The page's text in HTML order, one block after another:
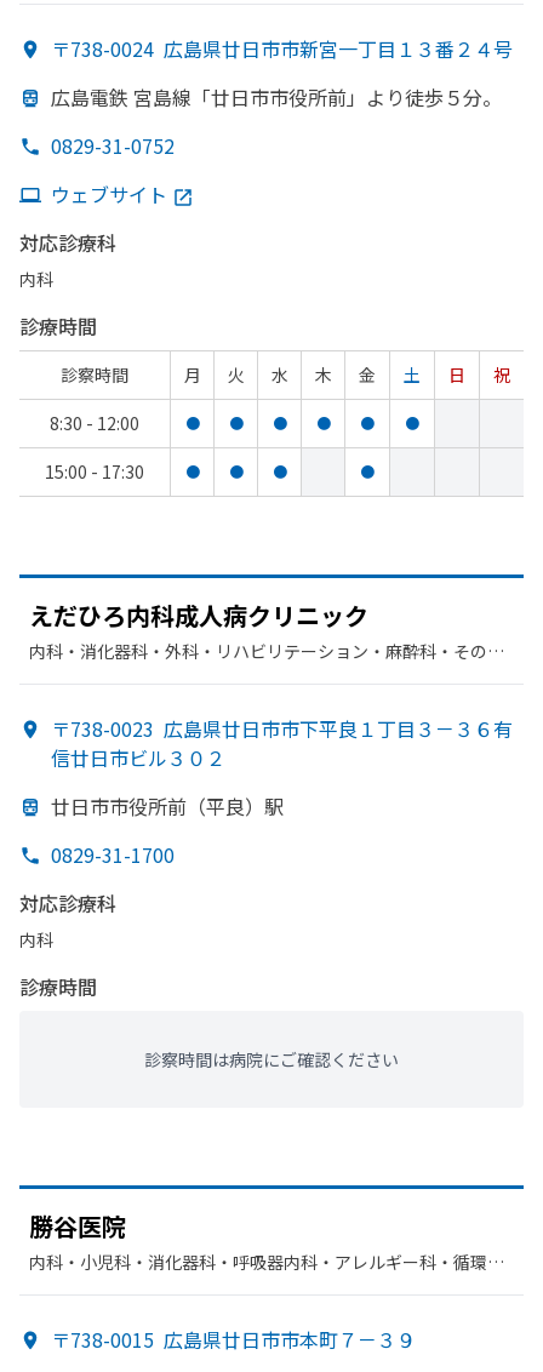
〒738-0024 広島県廿日市市新宮一丁目１３番２４号
広島電鉄 宮島線 「廿日市市役所前」より徒歩５分。
0829-31-0752
ウェブサイト
対応診療科
内科
診療時間
診察時間 月 火 水 木 金 土 日
祝
8:30 - 12:00
● ● ● ● ● ●
15:00 - 17:30 ● ● ● ●
えだひろ内科成人病クリニック
内科・​消化器科・​外科・​リハビリテーション・​麻酔科・​その
〒738-0023 広島県廿日市市下平良１丁目３－３６有
信廿日市ビル３０２
廿日市市役所前 （平良） 駅
0829-31-1700
対応診療科
内科
診療時間
診察時間は病院にご確認ください
勝谷医院
内科・​小児科・​消化器科・​呼吸器内科・​アレルギー科・​循環器
〒738-0015 広島県廿日市市本町７－３９